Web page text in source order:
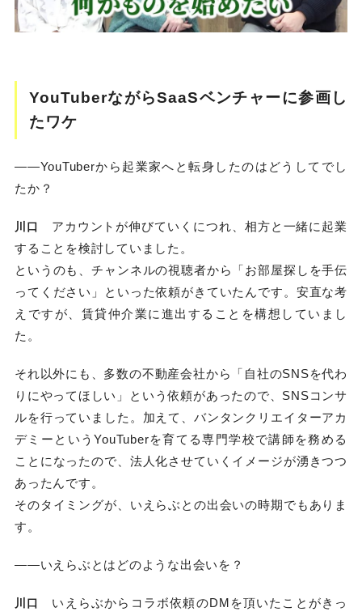
YouTuberながらSaaSベンチャーに参画し
たワケ
——YouTuberから起業家へと転身したのはどうしてでし
たか？
川口
アカウントが伸びていくにつれ、相方と一緒に起業
することを検討していました。
というのも、チャンネルの視聴者から「お部屋探しを手伝
ってください」といった依頼がきていたんです。安直な考
えですが、賃貸仲介業に進出することを構想していまし
た。
それ以外にも、多数の不動産会社から「自社のSNSを代わ
りにやってほしい」という依頼があったので、SNSコンサ
ルを行っていました。加えて、バンタンクリエイターアカ
デミーというYouTuberを育てる専門学校で講師を務める
ことになったので、法人化させていくイメージが湧きつつ
あったんです。
そのタイミングが、いえらぶとの出会いの時期でもありま
す。
——いえらぶとはどのような出会いを？
川口
いえらぶからコラボ依頼のDMを頂いたことがきっ